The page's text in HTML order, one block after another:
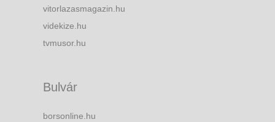
vitorlazasmagazin.hu
videkize.hu
tvmusor.hu
Bulvár
borsonline.hu